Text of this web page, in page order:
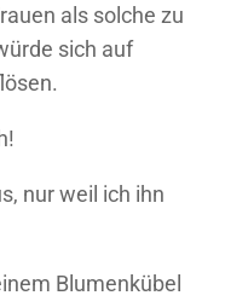
als solche zu
sich auf
nur weil ich ihn
Blumenkübel